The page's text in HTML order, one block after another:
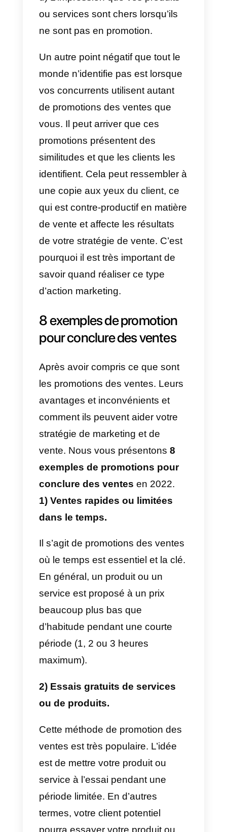
WhatsApp, Instagram Direct,
Telegram ou Facebook
Messenger.
Callbell est un outil
qui peut vous aider à connecter
toutes ces plateformes en un
endroit.
Les autres avantages que nous
pouvons obtenir en menant de
bonnes actions de promotion des
ventes sont les suivants.
de nouveaux clients potentiels,
vendez des produits qui sont en
stock depuis longtemps, obtenez
des informations
rapidement votre capital.
Les inconvénients que vous
pouvez tirer des promotions
des ventes:
a) Il est possible qu’en baissant
constamment les prix, le prestige
de votre marque soit affecté.
b) Vous habituez vos clients à
promotions.
c) Il est plus difficile de vendre à
des prix normaux.
d) L’impression que vos produits
ou services sont chers lorsqu’ils
Un autre point négatif que tout le
monde n’identifie pas est lorsque
vos concurrents utilisent autant
de promotions des ventes que
vous. Il peut arriver que ces
promotions présentent des